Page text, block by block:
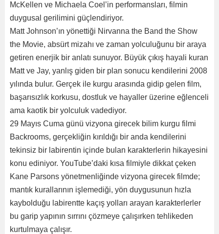
McKellen ve Michaela Coel’in performansları, filmin
duygusal gerilimini güçlendiriyor.
Matt Johnson’ın yönettiği Nirvanna the Band the Show
the Movie, absürt mizahı ve zaman yolculuğunu bir araya
getiren enerjik bir anlatı sunuyor. Büyük çıkış hayali kuran
Matt ve Jay, yanlış giden bir plan sonucu kendilerini 2008
yılında bulur. Gerçek ile kurgu arasında gidip gelen film,
başarısızlık korkusu, dostluk ve hayaller üzerine eğlenceli
ama kaotik bir yolculuk vadediyor.
29 Mayıs Cuma günü vizyona girecek bilim kurgu filmi
Backrooms, gerçekliğin kırıldığı bir anda kendilerini
tekinsiz bir labirentin içinde bulan karakterlerin hikayesini
konu ediniyor. YouTube’daki kısa filmiyle dikkat çeken
Kane Parsons yönetmenliğinde vizyona girecek filmde;
mantık kurallarının işlemediği, yön duygusunun hızla
kaybolduğu labirentte kaçış yolları arayan karakterlerler
bu garip yapının sırrını çözmeye çalışırken tehlikeden
kurtulmaya çalışır.